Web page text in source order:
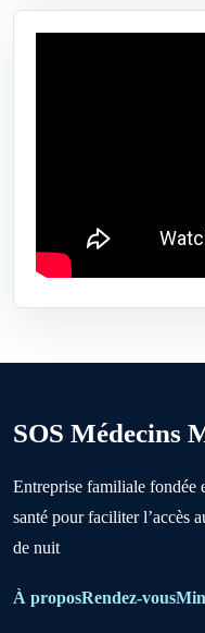
Tit Mellil
Ben Ahmed
Boujniba
Boulanouare
Bouznika
SOS Médecins
Entreprise familiale fondée
santé pour faciliter l’accès
de nuit
À proposRendez-vous